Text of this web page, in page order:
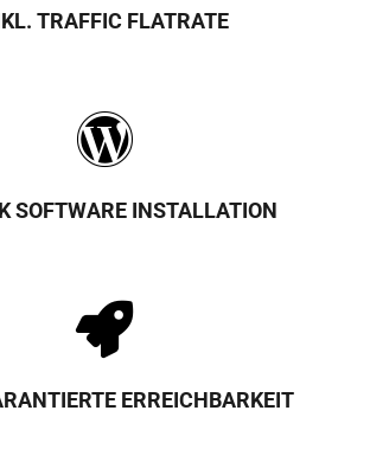
TRAFFIC FLATRATE
SOFTWARE INSTALLATION
ERREICHBARKEIT